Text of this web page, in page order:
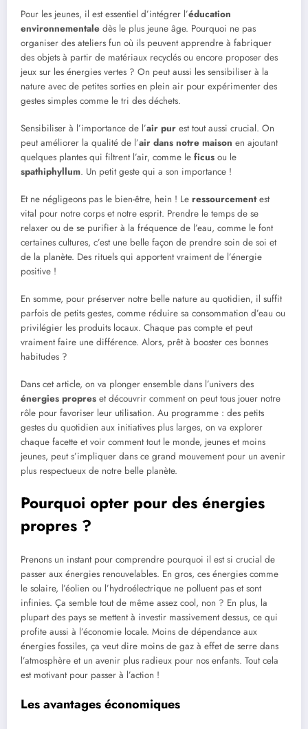
Pour les jeunes, il est essentiel d’intégrer l’éducation
environnementale dès le plus jeune âge. Pourquoi ne pas
organiser des ateliers fun où ils peuvent apprendre à fabriquer
des objets à partir de matériaux recyclés ou encore proposer des
jeux sur les énergies vertes ? On peut aussi les sensibiliser à la
nature avec de petites sorties en plein air pour expérimenter des
gestes simples comme le tri des déchets.
Sensibiliser à l’importance de l’air pur est tout aussi crucial. On
peut améliorer la qualité de l’air dans notre maison en ajoutant
quelques plantes qui filtrent l’air, comme le ficus ou le
spathiphyllum. Un petit geste qui a son importance !
Et ne négligeons pas le bien-être, hein ! Le ressourcementest
vital pour notre corps et notre esprit. Prendre le temps de se
relaxer ou de se purifier à la fréquence de l’eau, comme le font
certaines cultures, c’est une belle façon de prendre soin de soi et
de la planète. Des rituels qui apportent vraiment de l’énergie
positive !
En somme, pour préserver notre belle nature au quotidien, il suffit
parfois de petits gestes, comme réduire sa consommation d’eau ou
privilégier les produits locaux. Chaque pas compte et peut
vraiment faire une différence. Alors, prêt à booster ces bonnes
habitudes ?
Dans cet article, on va plonger ensemble dans l’univers des
énergies propres et découvrir comment on peut tous jouer notre
rôle pour favoriser leur utilisation. Au programme : des petits
gestes du quotidien aux initiatives plus larges, on va explorer
chaque facette et voir comment tout le monde, jeunes et moins
jeunes, peut s’impliquer dans ce grand mouvement pour un avenir
plus respectueux de notre belle planète.
Pourquoi opter pour des énergies
propres ?
Prenons un instant pour comprendre pourquoi il est si crucial de
passer aux énergies renouvelables. En gros, ces énergies comme
le solaire, l’éolien ou l’hydroélectrique ne polluent pas et sont
infinies. Ça semble tout de même assez cool, non ? En plus, la
plupart des pays se mettent à investir massivement dessus, ce qui
profite aussi à l’économie locale. Moins de dépendance aux
énergies fossiles, ça veut dire moins de gaz à effet de serre dans
l’atmosphère et un avenir plus radieux pour nos enfants. Tout cela
est motivant pour passer à l’action !
Les avantages économiques